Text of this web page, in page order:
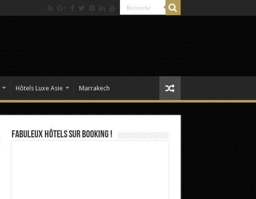
Hôtels Luxe Asie Marrakech
Fabuleux Hôtels sur Booking !